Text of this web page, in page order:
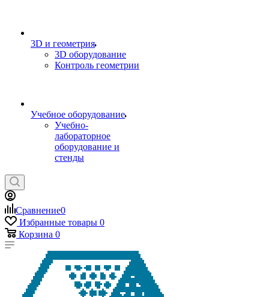
3D и геометрия
3D оборудование
Контроль геометрии
Учебное оборудование
Учебно-
лабораторное
оборудование и
стенды
Сравнение0
Избранные товары 0
Корзина 0